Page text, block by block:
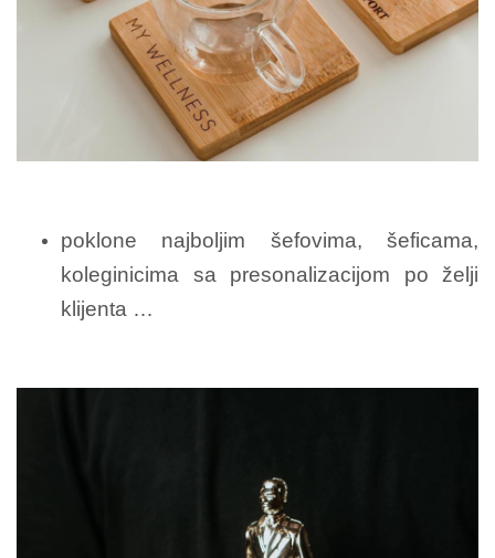
poklone najboljim šefovima, šeficama,
koleginicima sa presonalizacijom po želji
klijenta …